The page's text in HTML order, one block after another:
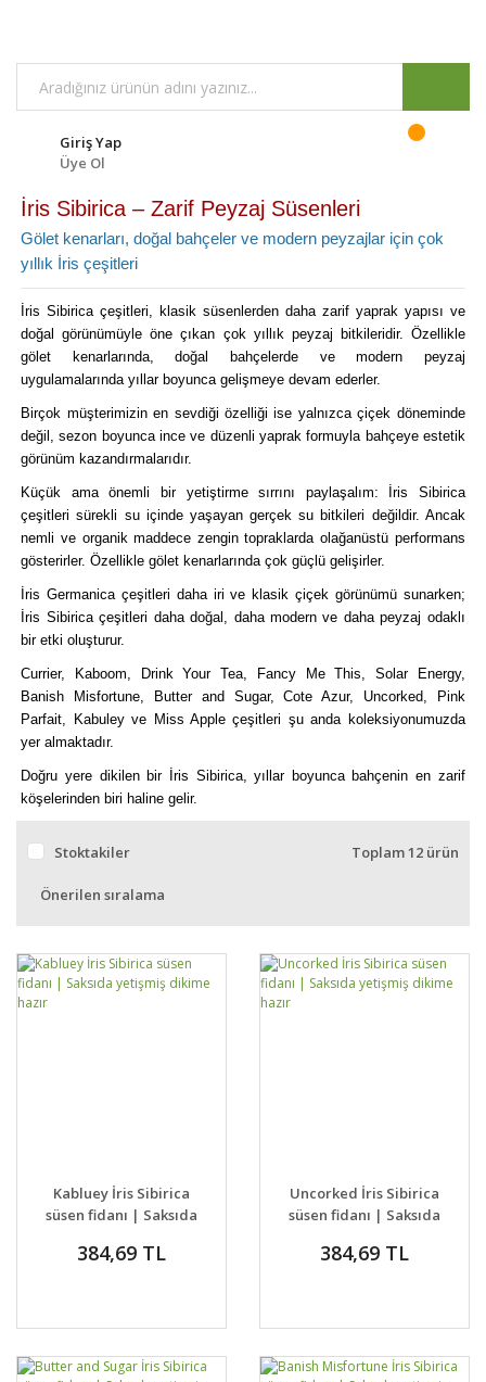
Giriş Yap
Üye Ol
İris Sibirica – Zarif Peyzaj Süsenleri
Gölet kenarları, doğal bahçeler ve modern peyzajlar için çok
yıllık İris çeşitleri
İris Sibirica çeşitleri, klasik süsenlerden daha zarif yaprak yapısı ve
doğal görünümüyle öne çıkan çok yıllık peyzaj bitkileridir. Özellikle
gölet kenarlarında, doğal bahçelerde ve modern peyzaj
uygulamalarında yıllar boyunca gelişmeye devam ederler.
Birçok müşterimizin en sevdiği özelliği ise yalnızca çiçek döneminde
değil, sezon boyunca ince ve düzenli yaprak formuyla bahçeye estetik
görünüm kazandırmalarıdır.
Küçük ama önemli bir yetiştirme sırrını paylaşalım: İris Sibirica
çeşitleri sürekli su içinde yaşayan gerçek su bitkileri değildir. Ancak
nemli ve organik maddece zengin topraklarda olağanüstü performans
gösterirler. Özellikle gölet kenarlarında çok güçlü gelişirler.
İris Germanica çeşitleri daha iri ve klasik çiçek görünümü sunarken;
İris Sibirica çeşitleri daha doğal, daha modern ve daha peyzaj odaklı
bir etki oluşturur.
Currier, Kaboom, Drink Your Tea, Fancy Me This, Solar Energy,
Banish Misfortune, Butter and Sugar, Cote Azur, Uncorked, Pink
Parfait, Kabuley ve Miss Apple çeşitleri şu anda koleksiyonumuzda
yer almaktadır.
Doğru yere dikilen bir İris Sibirica, yıllar boyunca bahçenin en zarif
köşelerinden biri haline gelir.
Stoktakiler Toplam 12 ürün
Kabluey İris Sibirica
süsen fidanı | Saksıda
384,69 TL
Uncorked İris Sibirica
süsen fidanı | Saksıda
384,69 TL